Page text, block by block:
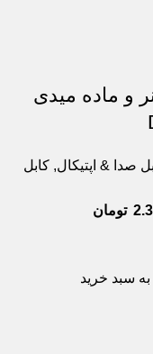
و ماده میدی
صدا & اپتیکال, کابل
تومان
به سبد خرید